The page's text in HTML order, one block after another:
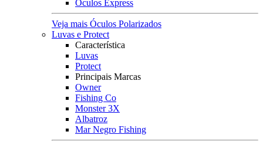
Óculos Express
Veja mais Óculos Polarizados
Luvas e Protect
Característica
Luvas
Protect
Principais Marcas
Owner
Fishing Co
Monster 3X
Albatroz
Mar Negro Fishing